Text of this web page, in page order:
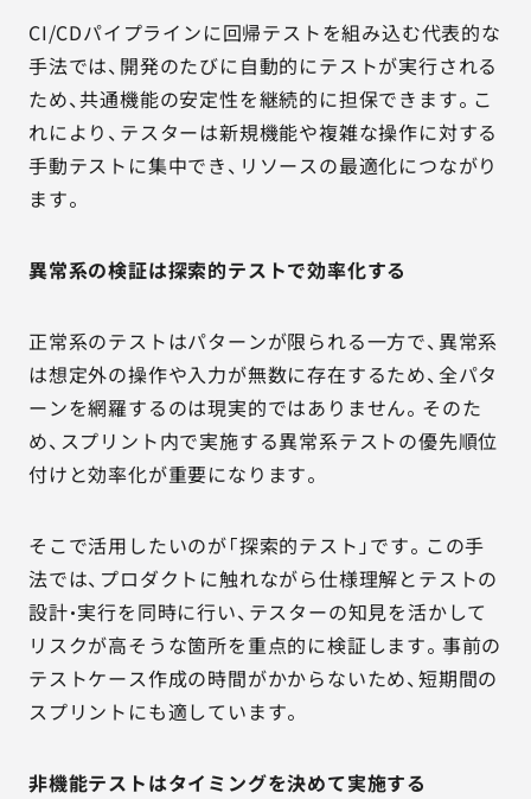
CI/CDパイプラインに回帰テストを組み込む代表的な
手法では、開発のたびに自動的にテストが実行される
ため、共通機能の安定性を継続的に担保できます。こ
れにより、テスターは新規機能や複雑な操作に対する
手動テストに集中でき、リソースの最適化につながり
ます。
異常系の検証は探索的テストで効率化する
正常系のテストはパターンが限られる一方で、異常系
は想定外の操作や入力が無数に存在するため、全パタ
ーンを網羅するのは現実的ではありません。そのた
め、スプリント内で実施する異常系テストの優先順位
付けと効率化が重要になります。
そこで活用したいのが「探索的テスト」です。この手
法では、プロダクトに触れながら仕様理解とテストの
設計・実行を同時に行い、テスターの知見を活かして
リスクが高そうな箇所を重点的に検証します。事前の
テストケース作成の時間がかからないため、短期間の
スプリントにも適しています。
非機能テストはタイミングを決めて実施する